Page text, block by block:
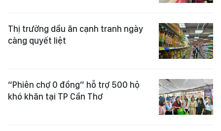
Thị trường dầu ăn cạnh tranh ngày
càng quyết liệt
“Phiên chợ 0 đồng” hỗ trợ 500 hộ
khó khăn tại TP Cần Thơ